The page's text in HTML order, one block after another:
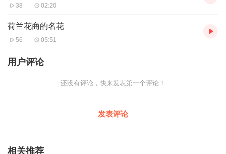
38 02:20
荷兰花商的名花
56 05:51
用户评论
还没有评论，快来发表第一个评论！
发表评论
相关推荐